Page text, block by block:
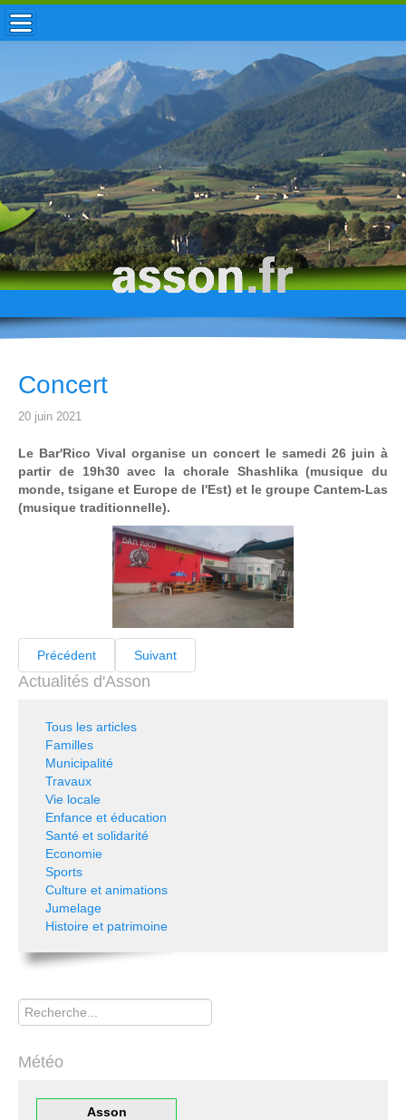
ACCUEIL / INFOS
MUNICIPALITÉ
VIE LOCALE
ENFANCE
TOURISME
HISTOIRE
Concert
20 juin 2021
Le Bar'Rico Vival organise un concert le samedi 26 juin à
partir de 19h30 avec la chorale Shashlika (musique du
monde, tsigane et Europe de l'Est) et le groupe Cantem-Las
(musique traditionnelle).
Précédent Suivant
Actualités d'Asson
Tous les articles
Familles
Municipalité
Travaux
Vie locale
Enfance et éducation
Santé et solidarité
Economie
Sports
Culture et animations
Jumelage
Histoire et patrimoine
Rechercher
Météo
Asson